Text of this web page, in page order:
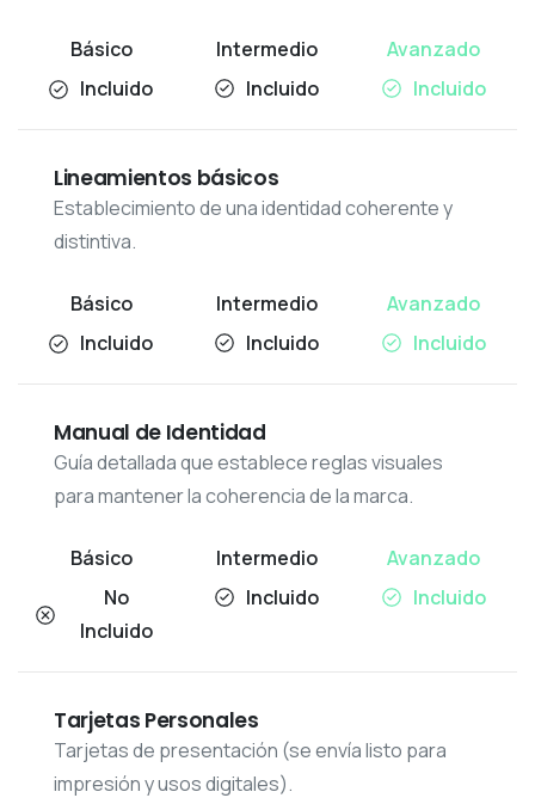
Incluido Incluido Incluido
Lineamientos básicos
Establecimiento de una identidad coherente y
distintiva.
Incluido Incluido Incluido
Manual de Identidad
Guía detallada que establece reglas visuales
para mantener la coherencia de la marca.
No
Incluido
Incluido Incluido
Tarjetas Personales
Tarjetas de presentación (se envía listo para
impresión y usos digitales).